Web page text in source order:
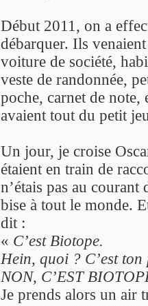
Début 2011, on a
débarquer. Ils
voiture de société,
veste de randonnée,
poche, carnet de note,
avaient tout du petit
Un jour, je croise
étaient en train de
n’étais pas au
bise à tout le monde.
dit :
« C’est Biotope.
Hein, quoi ? C’est ton
NON, C’EST
Je prends alors un air